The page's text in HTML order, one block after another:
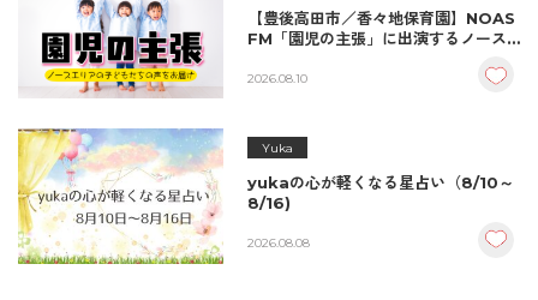
【豊後高田市／香々地保育園】NOAS
FM「園児の主張」に出演するノース
2026.08.10
Yuka
yukaの心が軽くなる星占い（8/10～
8/16)
2026.08.08